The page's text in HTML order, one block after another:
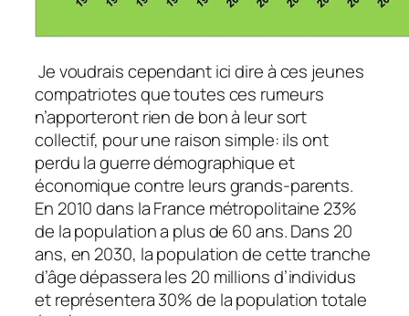
Je voudrais cependant ici dire à ces jeunes
compatriotes que toutes ces rumeurs
n’apporteront rien de bon à leur sort
collectif, pour une raison simple: ils ont
perdu la guerre démographique et
économique contre leurs grands-parents.
En 2010 dans la France métropolitaine 23%
de la population a plus de 60 ans. Dans 20
ans, en 2030, la population de cette tranche
d’âge dépassera les 20 millions d’individus
et représentera 30% de la population totale